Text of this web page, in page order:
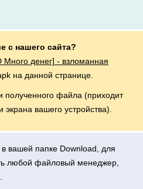
с нашего сайта?
Много денег] - взломанная
на данной странице.
полученного файла (приходит
вашего устройства).
вашей папке Download, для
любой файловый менеджер,